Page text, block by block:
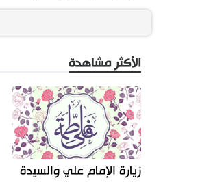
الأكثر مشاهدة
زيارة الإمام علي والسيدة